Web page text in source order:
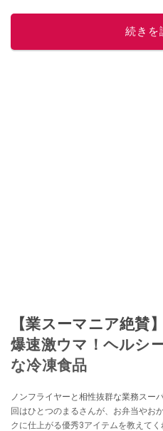
この
続きを
【業スーマニア絶賛
爆速激ウマ！ヘルシ
な冷凍食品
ノンフライヤーと相性抜群な業務スー
回はひとつのまるさんが、お弁当やお
クに仕上がる優秀3アイテムを教えてく